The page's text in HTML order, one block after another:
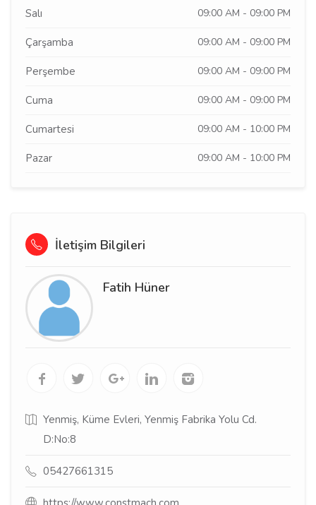
Salı 09:00 AM - 09:00 PM
Çarşamba 09:00 AM - 09:00 PM
Perşembe 09:00 AM - 09:00 PM
Cuma 09:00 AM - 09:00 PM
Cumartesi 09:00 AM - 10:00 PM
Pazar 09:00 AM - 10:00 PM
İletişim Bilgileri
Fatih Hüner
Yenmiş, Küme Evleri, Yenmiş Fabrika Yolu Cd.
D:No:8
05427661315